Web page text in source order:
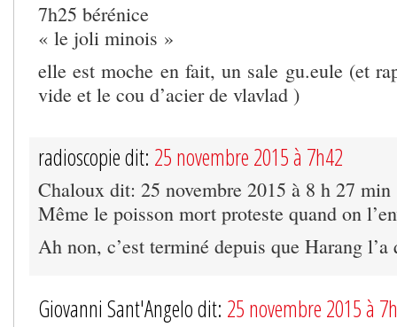
7h25 bérénice
« le joli minois »
elle est moche en fait, un sale gu.eule (et
vide et le cou d’acier de vlavlad )
radioscopie dit: 25 novembre 2015 à 7h42
Chaloux dit: 25 novembre 2015 à 8 h 27 min
Même le poisson mort proteste quand on
Ah non, c’est terminé depuis que Harang l’a
Giovanni Sant'Angelo dit: 25 novembre 2015 à